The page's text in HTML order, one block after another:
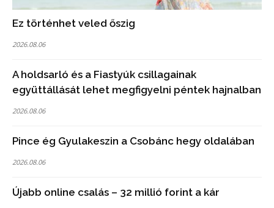
Ez történhet veled őszig
2026.08.06
A holdsarló és a Fiastyúk csillagainak
együttállását lehet megfigyelni péntek hajnalban
2026.08.06
Pince ég Gyulakeszin a Csobánc hegy oldalában
2026.08.06
Újabb online csalás – 32 millió forint a kár